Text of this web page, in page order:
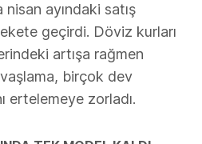
ayındaki satış
geçirdi. Döviz kurları
artışa rağmen
birçok dev
ertelemeye zorladı.